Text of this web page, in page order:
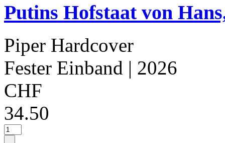
Putins Hofstaat von
Piper Hardcover
Fester Einband | 2026
CHF
34.50